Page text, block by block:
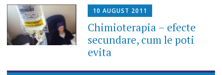
10 AUGUST 2011
Chimioterapia – efecte
secundare, cum le poti
evita